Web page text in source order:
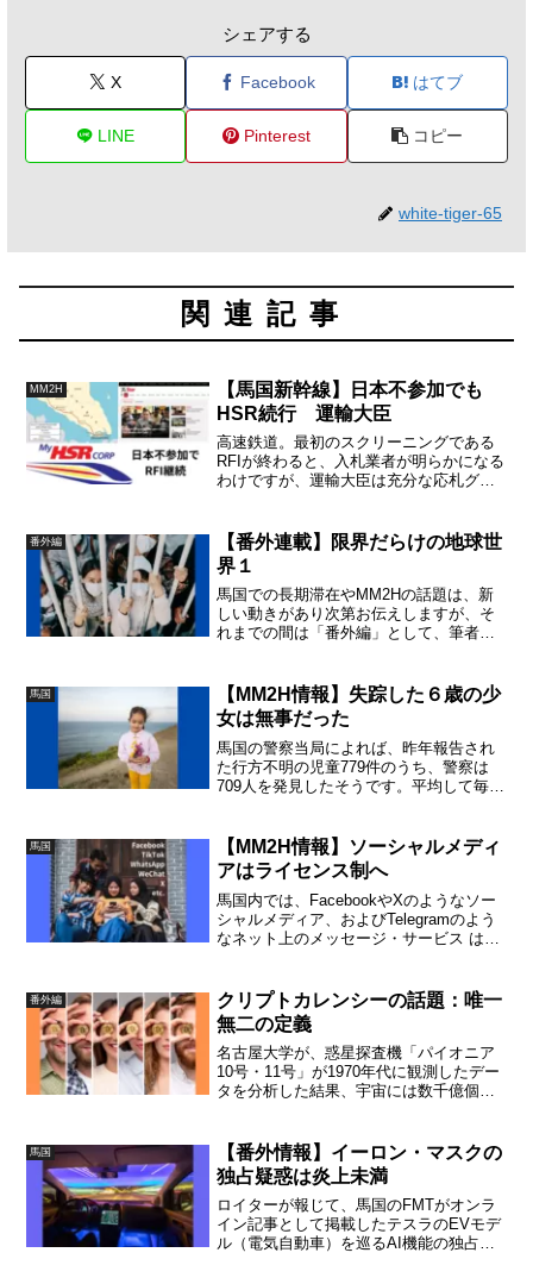
シェアする
X Facebook はてブ
LINE Pinterest コピー
white-tiger-65
関連記事
MM2H
【馬国新幹線】日本不参加でも
HSR続行 運輸大臣
高速鉄道。最初のスクリーニングである
RFIが終わると、入札業者が明らかになる
わけですが、運輸大臣は充分な応札グル
「待った」がかからない限り続行のよう
です。
番外編
【番外連載】限界だらけの地球世
界１
馬国での長期滞在やMM2Hの話題は、新
しい動きがあり次第お伝えしますが、そ
れまでの間は「番外編」として、筆者が
馬国
【MM2H情報】失踪した６歳の少
女は無事だった
馬国の警察当局によれば、昨年報告され
た行方不明の児童779件のうち、警察は
709人を発見したそうです。平均して毎日
に失踪した10歳以下の日本の児童は、
1,115人ですが、発見率は全体平均で98%
だそうです。
馬国
【MM2H情報】ソーシャルメディ
アはライセンス制へ
馬国内では、FacebookやXのようなソー
シャルメディア、およびTelegramのよう
なネット上のメッセージ・サービス は、
れるのは800万人以上が登録されているプ
ラットフォームだけです。
番外編
クリプトカレンシーの話題：唯一
無二の定義
名古屋大学が、惑星探査機「パイオニア
10号・11号」が1970年代に観測したデー
タを分析した結果、宇宙には数千億個の
おり、これを合わせると、宇宙の星の数
は「数千億個×数千億個」であると判明し
たのです。
馬国
【番外情報】イーロン・マスクの
独占疑惑は炎上未満
ロイターが報じて、馬国のFMTがオンラ
イン記事として掲載したテスラのEVモデ
ル（電気自動車）を巡るAI機能の独占支